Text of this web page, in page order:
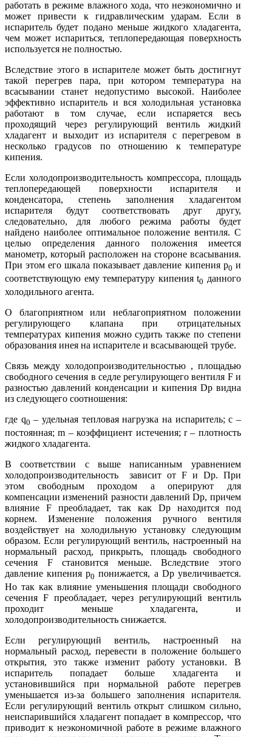
работать в режиме влажного хода, что неэкономично и
может привести к гидравлическим ударам. Если в
испаритель будет подано меньше жидкого хладагента,
чем может испариться, теплопередающая поверхность
используется не полностью.
Вследствие этого в испарителе может быть достигнут
такой перегрев пара, при котором температура на
всасывании станет недопустимо высокой. Наиболее
эффективно испаритель и вся холодильная установ­ка
работают в том случае, если испаряется весь
проходящий через регу­лирующий вентиль жидкий
хладагент и выходит из испарителя с пере­гревом в
несколько градусов по отношению к температуре
кипения.
Если холодопроизводительность компрессора, площадь
теплопередающей поверхности испарителя и
конденсатора, степень заполнения хладагентом
испарителя будут соответствовать друг другу,
следовательно, для любого режима работы будет
найдено наиболее оптимальное положение вентиля. С
целью определения данного положения имеется
манометр, который расположен на стороне всасывания.
При этом его шкала показывает давление кипения р0 и
соответствующую ему температуру кипения t0 данного
холодильного агента.
О благоприятном или неблагоприятном положении
регулирующего клапана при отрицательных
температурах кипения можно судить также по степени
образования инея на испарителе и всасывающей трубе.
Связь между холодопроизводительностью , площадью
свобод­ного сечения в седле регулирующего вентиля F и
разностью давлений конденсации и кипения Dр видна
из следующего соотношения:
где q0 – удельная тепловая нагрузка на испаритель; с –
постоянная; m – коэф­фициент истечения; r – плотность
жидкого хладагента.
В соответствии с выше написанным уравнением
холодопроизводительность зависит от F и Dр. При
этом свободным проходом а оперируют для
компенсации изменений разности давлений Dр, причем
влияние F пре­обладает, так как Dр находится под
корнем. Изменение положения ручного вентиля
воздействует на холодильную установку следующим
образом. Если регулирующий вентиль, настроенный на
нормаль­ный расход, прикрыть, площадь свободного
сечения F становится меньше. Вследствие этого
давление кипения р0 понижается, а Dр уве­личивается.
Но так как влияние уменьшения площади свободного
се­чения F преобладает, через регулирующий вентиль
проходит меньше хладагента, и
холодопроизводительность снижается.
Если регулирующий вентиль, настроенный на
нормальный расход, перевести в положение большего
открытия, это также изменит работу установки. В
испаритель попадает больше хладагента и
установившийся при нормальной работе перегрев
уменьшается из-за большего запол­нения испарителя.
Если регулирующий вентиль открыт слишком силь­но,
неиспарившийся хладагент попадает в компрессор, что
приводит к неэкономичной работе в режиме влажного